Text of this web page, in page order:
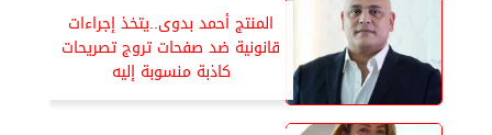
المنتج أحمد بدوى..يتخذ إجراءات
قانونية ضد صفحات تروج تصريحات
كاذبة منسوبة إليه